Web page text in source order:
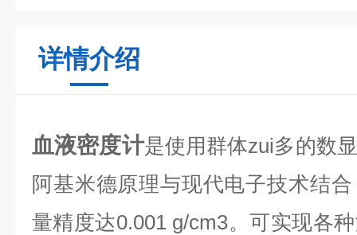
详情介绍
血液密度计是使用群体zui多的数
阿基米德原理与现代电子技术结
量精度达0.001 g/cm3。可实现各